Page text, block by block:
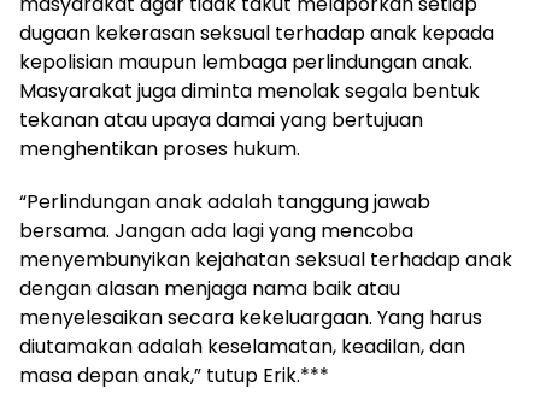
dugaan kekerasan seksual terhadap anak kepada
kepolisian maupun lembaga perlindungan anak.
Masyarakat juga diminta menolak segala bentuk
tekanan atau upaya damai yang bertujuan
menghentikan proses hukum.
“Perlindungan anak adalah tanggung jawab
bersama. Jangan ada lagi yang mencoba
menyembunyikan kejahatan seksual terhadap anak
dengan alasan menjaga nama baik atau
menyelesaikan secara kekeluargaan. Yang harus
diutamakan adalah keselamatan, keadilan, dan
masa depan anak,” tutup Erik.***